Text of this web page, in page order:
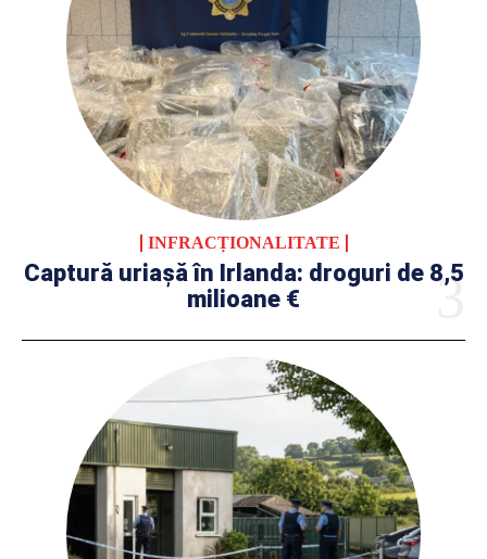
INFRACȚIONALITATE
Captură uriașă în Irlanda: droguri de 8,5
milioane €